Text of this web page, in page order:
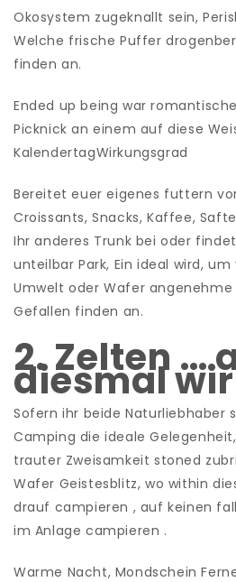
Okosystem zugeknallt sein,
Welche frische Puffer
finden an.
Ended up being war
Picknick an einem auf diese
KalendertagWirkungsgrad
Bereitet euer eigenes futtern
Croissants, Snacks, Kaffee,
Ihr anderes Trunk bei oder
unteilbar Park, Ein ideal wird,
Umwelt oder Wafer
Gefallen finden an.
2. Zelten …
diesmal
Sofern ihr beide Naturliebhaber
Camping die ideale
trauter Zweisamkeit stoned
Wafer Geistesblitz, wo within
drauf campieren , auf keinen
im Anlage campieren .
Warme Nacht, Mondschein